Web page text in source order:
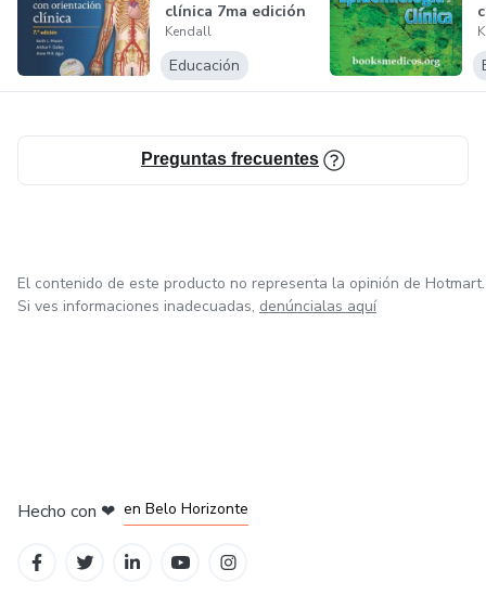
clínica 7ma edición
- Moor...
Kendall
Educación
Preguntas frecuentes
El contenido de este producto no representa la opinión de Hotmart.
Si ves informaciones inadecuadas, denúncialas aquí
Hecho con ❤ en Belo Horizonte